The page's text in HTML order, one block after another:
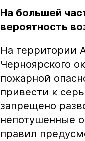
На большей
вероятность
На территории
Черноярского
пожарной
привести к
запрещено
непотушенные
правил